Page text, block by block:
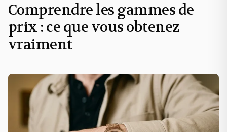
Comprendre les gammes de
prix : ce que vous obtenez
vraiment